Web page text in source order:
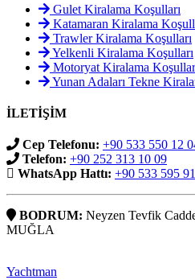
Gulet Kiralama Koşulları
Katamaran Kiralama
Trawler Kiralama Koşulları
Yelkenli Kiralama Koşulları
Motoryat Kiralama
Yunan Adaları Tekne
İLETİŞİM
Cep Telefonu: +90 533 550 12
Telefon: +90 252 313 10 09
WhatsApp Hattı: +90 533 595
BODRUM: Neyzen Tevfik
MUĞLA
Yachtman